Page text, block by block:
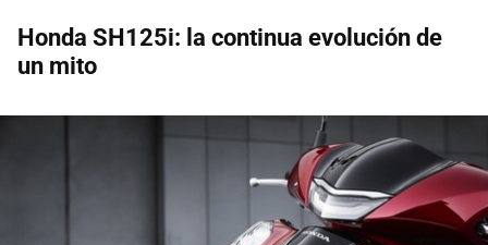
Honda SH125i: la continua evolución de
un mito